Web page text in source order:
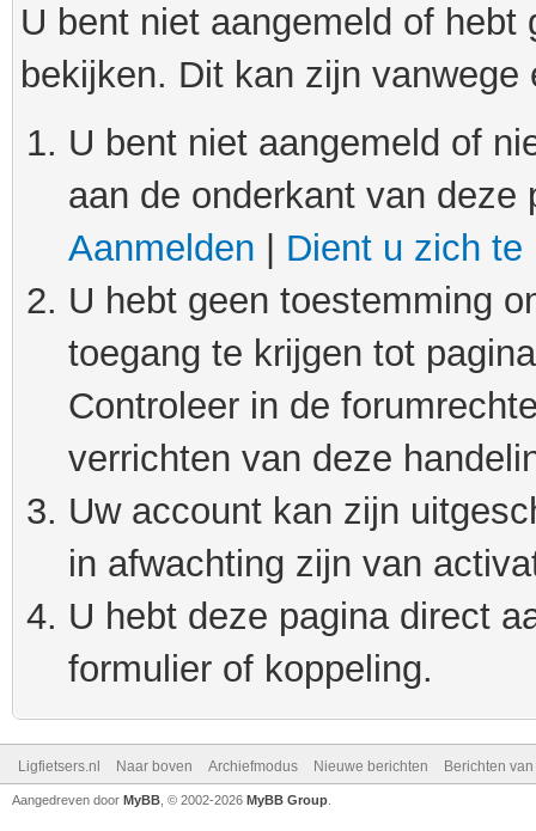
U bent niet aangemeld of
bekijken. Dit kan zijn
U bent niet aangemeld of
aan de onderkant van
Aanmelden
Dient u zich te
U hebt geen toestemming
toegang te krijgen tot
Controleer in de
verrichten van deze
Uw account kan zijn
in afwachting zijn van
U hebt deze pagina direct
formulier of koppeling.
Ligfietsers.nl Naar boven Archiefmodus Nieuwe berichten Berichten
Aangedreven door MyBB , © 2002-2026 MyBB Group